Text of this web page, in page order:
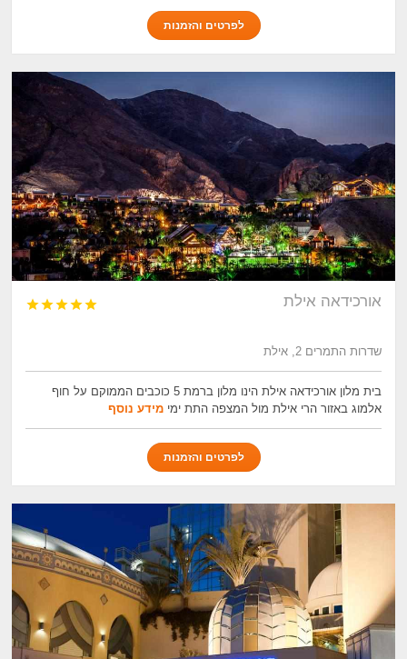
לפרטים והזמנות
אורכידאה אילת 




שדרות התמרים 2, אילת
בית מלון אורכידאה אילת הינו מלון ברמת 5 כוכבים הממוקם על חוף
אלמוג באזור הרי אילת מול המצפה התת ימימידע נוסף
לפרטים והזמנות